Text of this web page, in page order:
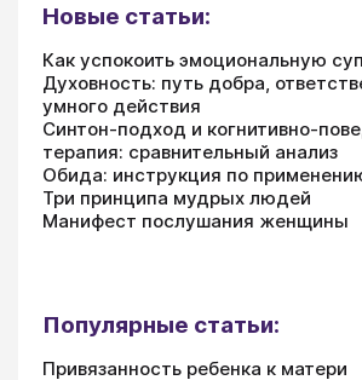
Новые статьи:
Как успокоить эмоциональную
Духовность: путь добра,
умного действия
Синтон-подход и когнитивно-
терапия: сравнительный анализ
Обида: инструкция по
Три принципа мудрых людей
Манифест послушания женщины
Популярные статьи:
Привязанность ребенка к матери